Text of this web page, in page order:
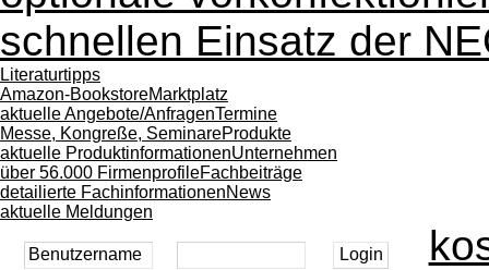
Literaturtipps
Amazon-BookstoreMarktplatz
aktuelle Angebote/AnfragenTermine
Messe, Kongreße, SeminareProdukte
aktuelle ProduktinformationenUnternehmen
über 56.000 FirmenprofileFachbeiträge
detailierte FachinformationenNews
aktuelle Meldungen